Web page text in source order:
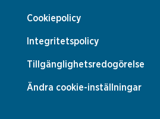
Cookiepolicy
Integritetspolicy
Tillgänglighetsredogörelse
Ändra cookie-inställningar